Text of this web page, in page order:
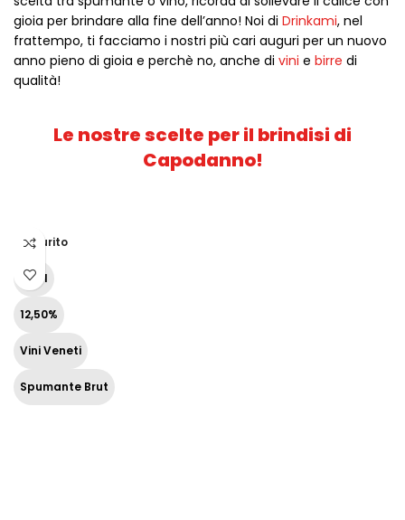
gioia per brindare alla fine dell’anno! Noi di Drinkami, nel
frattempo, ti facciamo i nostri più cari auguri per un nuovo
anno pieno di gioia e perchè no, anche di vini e birre di
qualità!
Le nostre scelte per il brindisi di
Capodanno!
Esaurito
75 cl
12,50%
Vini Veneti
Spumante Brut